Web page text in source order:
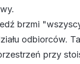
brzmi
odbiorców.
przy